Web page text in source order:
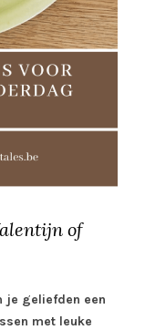
of
je geliefden een
met leuke